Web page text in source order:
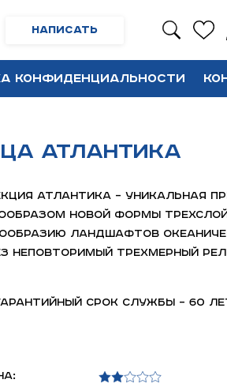
Написать
конфиденциальности
АТЛАНТИКА
АТЛАНТИКА – Уникальная
новой формы
ландшафтов
неповторимый трехмерный
срок службы – 60